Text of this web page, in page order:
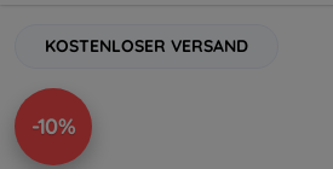
KOSTENLOSER VERSAND
-10%